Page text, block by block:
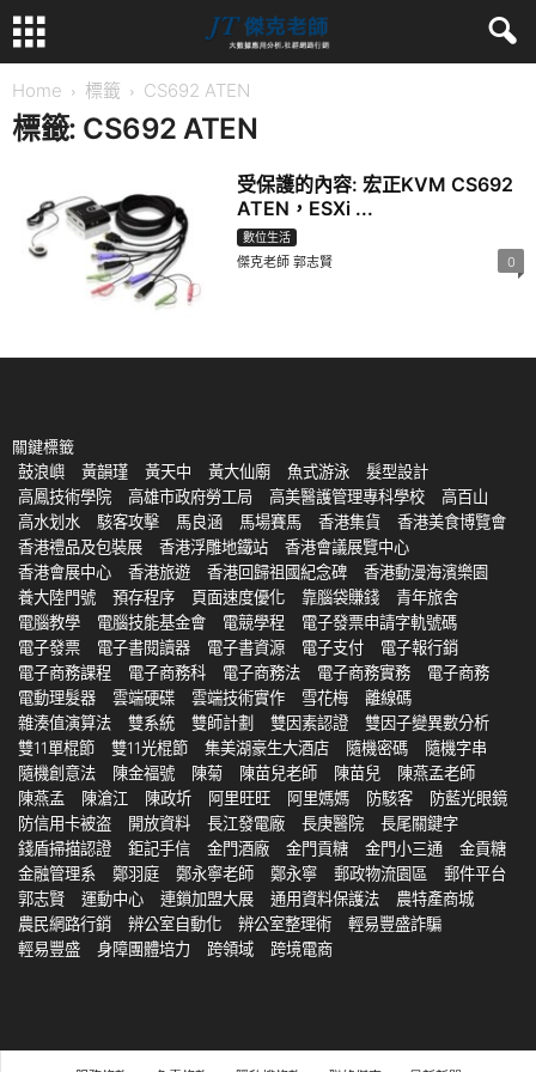
Home 標籤 CS692 ATEN
標籤: CS692 ATEN
受保護的內容: 宏正KVM CS692
ATEN，ESXi ...
數位生活
傑克老師 郭志賢 0
關鍵標籤
鼓浪嶼
黃韻瑾 黃天中 黃大仙廟 魚式游泳
髮型設計
高鳳技術學院
高雄市政府勞工局 高美醫護管理專科學校
高百山
高水划水
駭客攻擊 馬良涵 馬場賽馬 香港集貨
香港美食博覽會
香港禮品及包裝展
香港浮雕地鐵站
香港會議展覽中心
香港會展中心
香港旅遊 香港回歸祖國紀念碑
香港動漫海濱樂園
養大陸門號
預存程序 頁面速度優化 靠腦袋賺錢
青年旅舍
電腦教學
電腦技能基金會 電競學程
電子發票申請字軌號碼
電子發票
電子書閱讀器 電子書資源 電子支付
電子報行銷
電子商務課程
電子商務科 電子商務法 電子商務實務
電子商務
電動理髮器
雲端硬碟 雲端技術實作 雪花梅
離線碼
雜湊值演算法
雙系統 雙師計劃 雙因素認證
雙因子變異數分析
雙11單棍節
雙11光棍節 集美湖豪生大酒店 隨機密碼
隨機字串
隨機創意法
陳金福號 陳菊 陳苗兒老師 陳苗兒
陳燕孟老師
陳燕孟
陳滄江 陳政圻 阿里旺旺 阿里媽媽 防駭客
防藍光眼鏡
防信用卡被盗
開放資料 長江發電廠 長庚醫院
長尾關鍵字
錢盾掃描認證
鉅記手信 金門酒廠 金門貢糖 金門小三通
金貢糖
金融管理系
鄭羽庭 鄭永寧老師 鄭永寧 郵政物流園區
郵件平台
郭志賢
運動中心 連鎖加盟大展 通用資料保護法
農特產商城
農民網路行銷
辨公室自動化 辨公室整理術
輕易豐盛詐騙
輕易豐盛
身障團體培力 跨領域 跨境電商